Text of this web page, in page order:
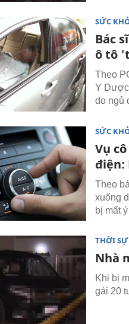
SỨC
Bác
ô tô
Theo
Y Dược
do ngủ
SỨC
Vụ
điện:
Theo
xuống
bị mất
THỜI SỰ
Nhà
Khi bị
gái 20